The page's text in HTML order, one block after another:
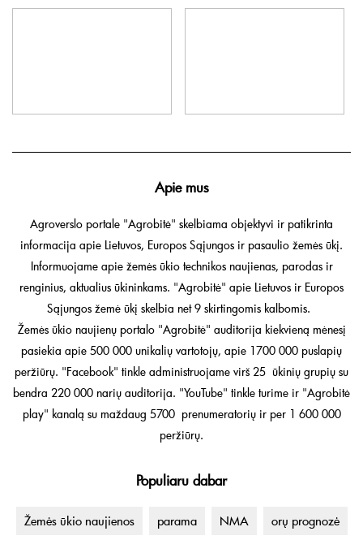
Apie mus
Agroverslo portale "Agrobitė" skelbiama objektyvi ir patikrinta
informacija apie Lietuvos, Europos Sąjungos ir pasaulio žemės ūkį.
Informuojame apie žemės ūkio technikos naujienas, parodas ir
renginius, aktualius ūkininkams. "Agrobitė" apie Lietuvos ir Europos
Sąjungos žemė ūkį skelbia net 9 skirtingomis kalbomis.
Žemės ūkio naujienų portalo "Agrobitė" auditorija kiekvieną mėnesį
pasiekia apie 500 000 unikalių vartotojų, apie 1700 000 puslapių
peržiūrų. "Facebook" tinkle administruojame virš 25 ūkinių grupių su
bendra 220 000 narių auditorija. "YouTube" tinkle turime ir "Agrobitė
play" kanalą su maždaug 5700 prenumeratorių ir per 1 600 000
peržiūrų.
Populiaru dabar
Žemės ūkio naujienos parama NMA orų prognozė